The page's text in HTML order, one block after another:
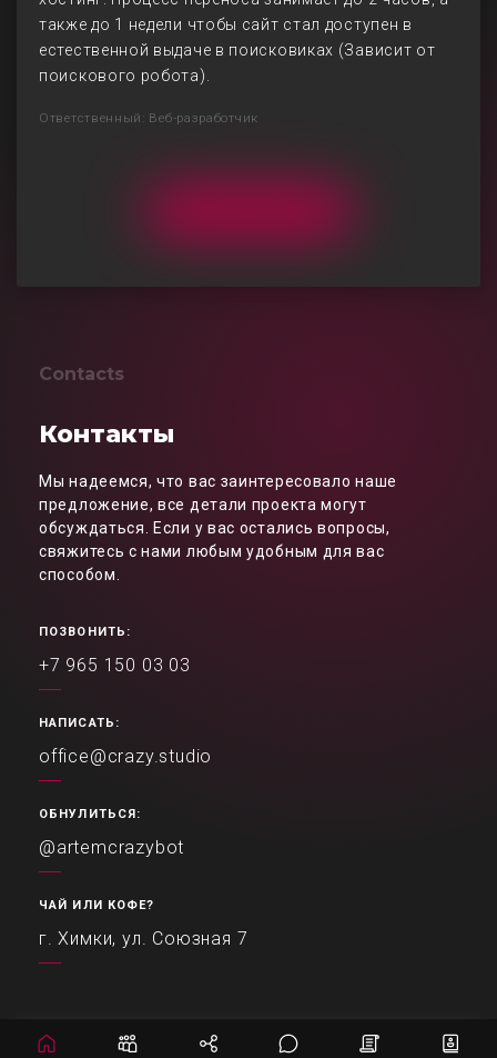
также до 1 недели чтобы сайт стал доступен в
естественной выдаче в поисковиках (Зависит от
поискового робота).
Ответственный: Веб-разработчик
Contacts
Контакты
Мы надеемся, что вас заинтересовало наше
предложение, все детали проекта могут
обсуждаться. Если у вас остались вопросы,
свяжитесь с нами любым удобным для вас
способом.
ПОЗВОНИТЬ:
+7 965 150 03 03
НАПИСАТЬ:
office@crazy.studio
ОБНУЛИТЬСЯ:
@artemcrazybot
ЧАЙ ИЛИ КОФЕ?
г. Химки, ул. Союзная 7